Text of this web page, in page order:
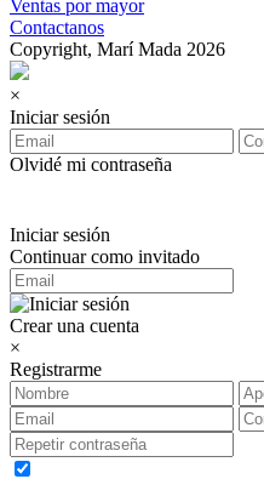
Ventas por mayor
Contactanos
Copyright, Marí Mada 2026
×
Iniciar sesión
Olvidé mi contraseña
Iniciar sesión
Continuar como invitado
Crear una cuenta
×
Registrarme